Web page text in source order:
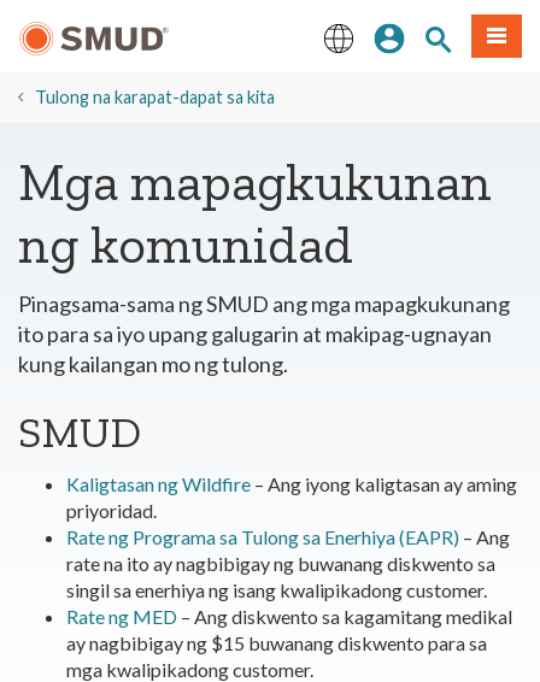
Nilalaman
Mag-sign InMenu
Tulong na karapat-dapat sa kita
Mga mapagkukunan
ng komunidad
Pinagsama-sama ng SMUD ang mga mapagkukunang
ito para sa iyo upang galugarin at makipag-ugnayan
kung kailangan mo ng tulong.
SMUD
Kaligtasan ng Wildfire – Ang iyong kaligtasan ay aming
priyoridad.
Rate ng Programa sa Tulong sa Enerhiya (EAPR) – Ang
rate na ito ay nagbibigay ng buwanang diskwento sa
singil sa enerhiya ng isang kwalipikadong customer.
Rate ng MED – Ang diskwento sa kagamitang medikal
ay nagbibigay ng $15 buwanang diskwento para sa
mga kwalipikadong customer.